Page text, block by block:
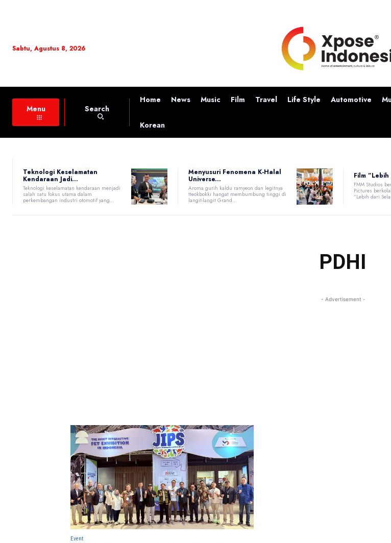
Sabtu, Agustus 8, 2026
Menu Search
Home News Music Film Travel Life Style Automotive
Korean
Teknologi Keselamatan
Kendaraan Jadi...
Teknologi keselamatan kendaraan menjadi
salah satu fokus utama dalam
perkembangan industri otomotif yang...
Menyusuri Fenomena K-Halal
Universe...
Aroma gurih kaldu ramyeon dan legitnya
tteokbokki hangat membumbung tinggi di
langit-langit Grand...
Film
FMM Studios
Pictures
”Lebih dari
PDHI
- Advertisement -
Event